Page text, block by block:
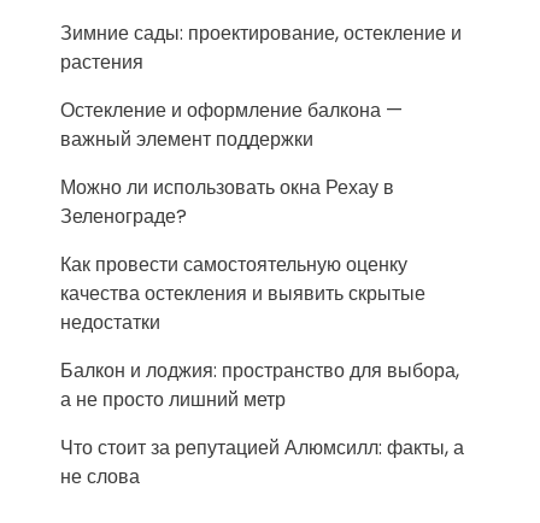
Зимние сады: проектирование, остекление и
растения
Остекление и оформление балкона —
важный элемент поддержки
Можно ли использовать окна Рехау в
Зеленограде?
Как провести самостоятельную оценку
качества остекления и выявить скрытые
недостатки
Балкон и лоджия: пространство для выбора,
а не просто лишний метр
Что стоит за репутацией Алюмсилл: факты, а
не слова